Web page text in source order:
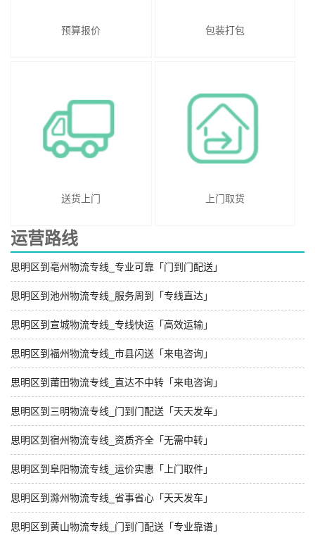
预算报价 包装打包
送货上门 上门取货
运营路线
思明区到亳州物流专线_专业可靠「门到门配送」
思明区到池州物流专线_服务周到「专线直达」
思明区到宣城物流专线_专线快运「高效运输」
思明区到福州物流专线_市县闪送「来电咨询」
思明区到莆田物流专线_直达不中转「来电咨询」
思明区到三明物流专线_门到门配送「天天发车」
思明区到宿州物流专线_资质齐全「无需中转」
思明区到阜阳物流专线_运价实惠「上门取件」
思明区到滁州物流专线_省事省心「天天发车」
思明区到黄山物流专线_门到门配送「专业靠谱」